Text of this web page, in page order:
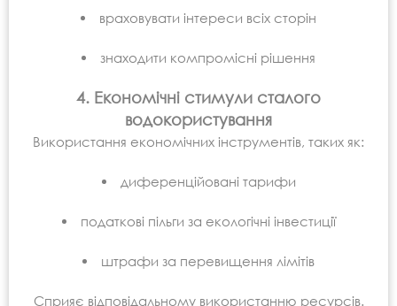
враховувати інтереси всіх сторін
знаходити компромісні рішення
4. Економічні стимули сталого
водокористування
Використання економічних інструментів, таких як:
диференційовані тарифи
податкові пільги за екологічні інвестиції
штрафи за перевищення лімітів
Сприяє відповідальному використанню ресурсів.